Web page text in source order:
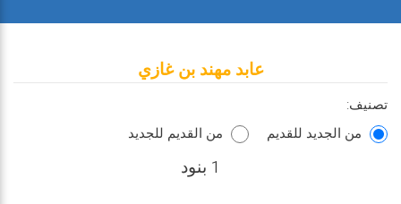
عابد مهند بن غازي
تصنيف:
من الجديد للقديم
من القديم للجديد
1 بنود